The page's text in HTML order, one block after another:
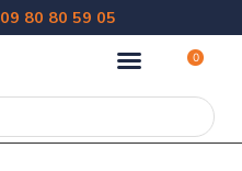
09 80 80 59 05
0